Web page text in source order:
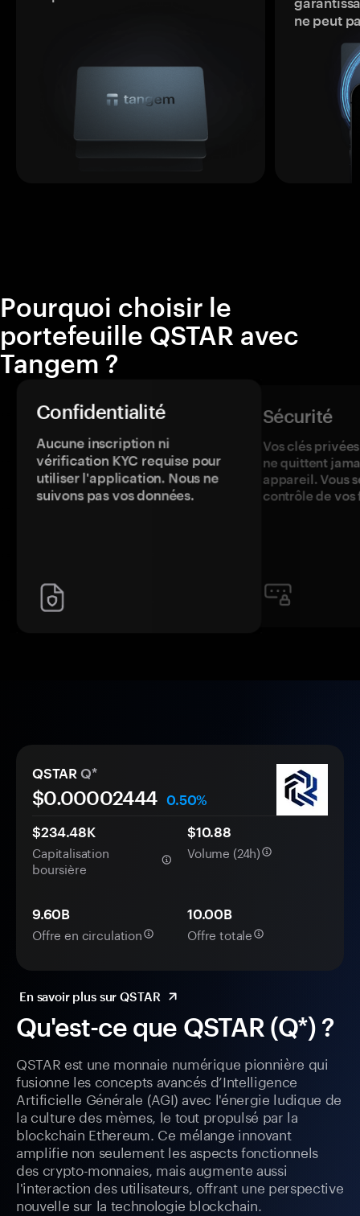
ne peut
Pourquoi choisir le
portefeuille QSTAR avec
Tangem ?
Confidentialité
Aucune inscription ni
vérification KYC requise pour
utiliser l'application. Nous ne
suivons pas vos données.
Sécurité
Vos clés
ne quittent
appareil. Vous
contrôle de vos
Qu'est-ce que QSTAR (Q*) ?
QSTAR est une monnaie numérique pionnière qui
fusionne les concepts avancés d’Intelligence
Artificielle Générale (AGI) avec l'énergie ludique de
la culture des mèmes, le tout propulsé par la
blockchain Ethereum. Ce mélange innovant
amplifie non seulement les aspects fonctionnels
des crypto-monnaies, mais augmente aussi
l'interaction des utilisateurs, offrant une perspective
nouvelle sur la technologie blockchain.
QSTAR Q*
$0.00002444 0.50%
$234.48K
Capitalisation
boursière
$10.88
Volume (24h)
9.60B
Offre en circulation
10.00B
Offre totale
En savoir plus sur QSTAR